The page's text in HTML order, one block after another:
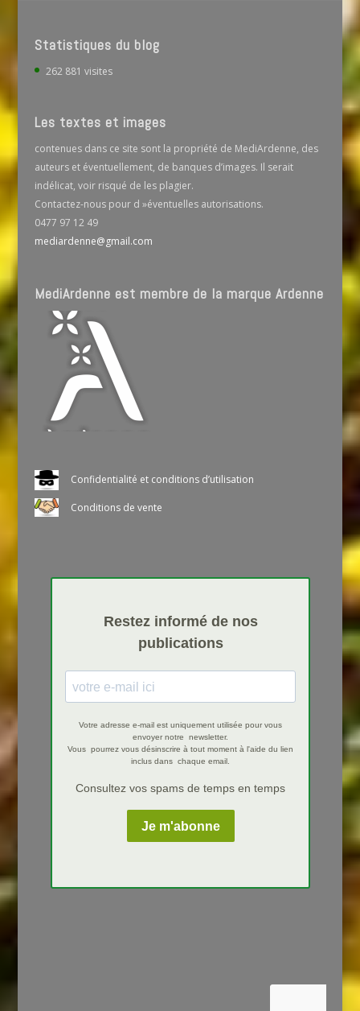
Statistiques du blog
262 881 visites
Les textes et images
contenues dans ce site sont la propriété de MediArdenne, des
auteurs et éventuellement, de banques d’images. Il serait
indélicat, voir risqué de les plagier.
Contactez-nous pour d »éventuelles autorisations.
0477 97 12 49
mediardenne@gmail.com
MediArdenne est membre de la marque Ardenne
Confidentialité et conditions d’utilisation
Conditions de vente